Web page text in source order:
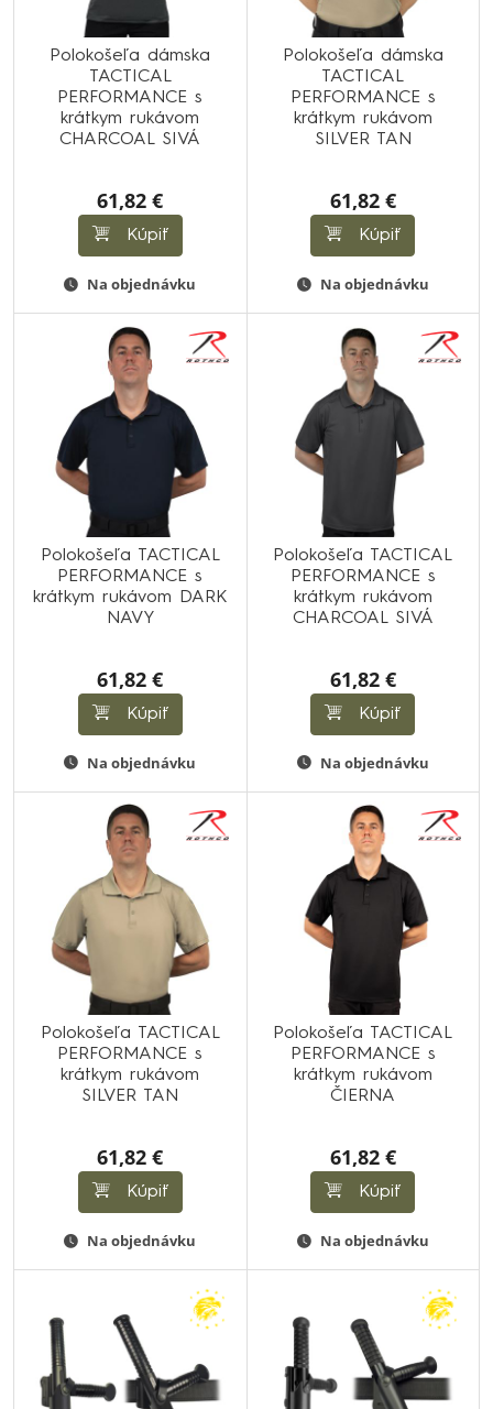
Polokošeľa dámska
TACTICAL
PERFORMANCE s
krátkym rukávom
CHARCOAL SIVÁ
61,82 €
Kúpiť
Na objednávku
Polokošeľa dámska
TACTICAL
PERFORMANCE s
krátkym rukávom
SILVER TAN
61,82 €
Kúpiť
Na objednávku
Polokošeľa TACTICAL
PERFORMANCE s
krátkym rukávom DARK
NAVY
61,82 €
Kúpiť
Na objednávku
Polokošeľa TACTICAL
PERFORMANCE s
krátkym rukávom
CHARCOAL SIVÁ
61,82 €
Kúpiť
Na objednávku
Polokošeľa TACTICAL
PERFORMANCE s
krátkym rukávom
SILVER TAN
61,82 €
Kúpiť
Na objednávku
Polokošeľa TACTICAL
PERFORMANCE s
krátkym rukávom
ČIERNA
61,82 €
Kúpiť
Na objednávku